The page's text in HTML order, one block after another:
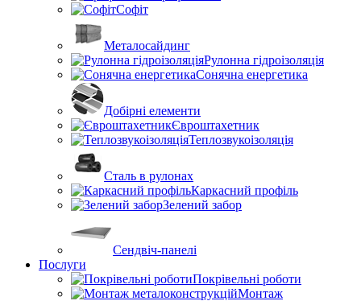
Софіт
Металосайдинг
Рулонна гідроізоляція
Сонячна енергетика
Добірні елементи
Євроштахетник
Теплозвукоізоляція
Сталь в рулонах
Каркасний профіль
Зелений забор
Сендвіч-панелі
Послуги
Покрівельні роботи
Монтаж